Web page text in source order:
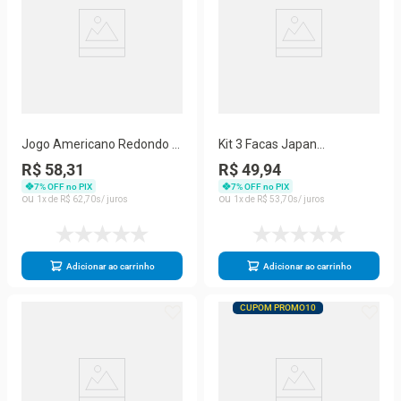
Jogo Americano Redondo 6
lugares Mesa Posta 38cm
Marrom
R$ 58,31
7% OFF no PIX
1
R$ 62 70
Adicionar ao carrinho
Kit 3 Facas Japan
Profissional Sushi Chef
Cozinha Descascar
R$ 49,94
7% OFF no PIX
1
R$ 53 70
Adicionar ao carrinho
CUPOM PROMO10